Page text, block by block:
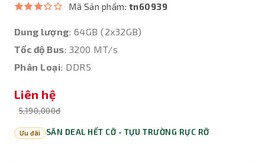
Mã Sản phẩm: tn60939
Dung lượng: 64GB (2x32GB)
Tốc độ Bus: 3200 MT/s
Phân Loại: DDR5
Liên hệ
5,190,000đ
Ưu đãi SĂN DEAL HẾT CỠ - TỰU TRƯỜNG RỰC RỠ